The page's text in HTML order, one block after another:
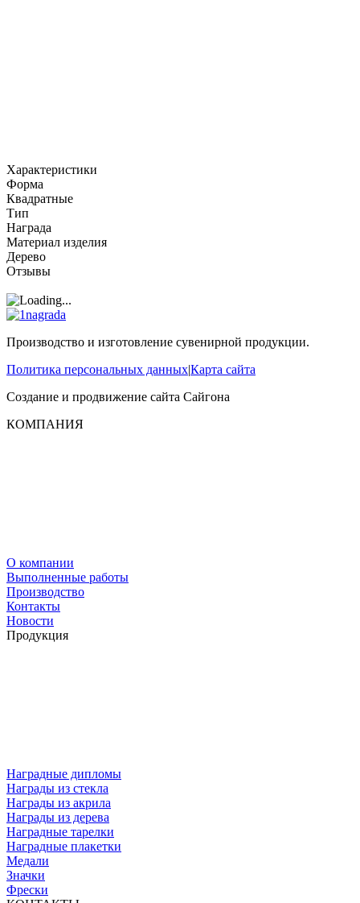
Характеристики
Форма
Квадратные
Тип
Награда
Материал изделия
Дерево
Отзывы
Производство и изготовление сувенирной продукции.
Политика персональных данных|Карта сайта
Создание и продвижение сайта Сайгона
КОМПАНИЯ
О компании
Выполненные работы
Производство
Контакты
Новости
Продукция
Наградные дипломы
Награды из стекла
Награды из акрила
Награды из дерева
Наградные тарелки
Наградные плакетки
Медали
Значки
Фрески